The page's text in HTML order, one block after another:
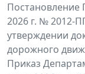
Постановление
2026 г. № 2012-
утверждении
дорожного
Приказ